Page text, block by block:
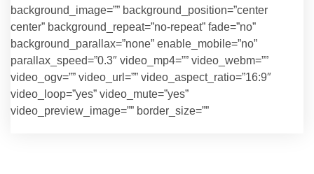
background_image=”” background_position=”center
center” background_repeat=”no-repeat” fade=”no”
background_parallax=”none” enable_mobile=”no”
parallax_speed=”0.3″ video_mp4=”” video_webm=””
video_ogv=”” video_url=”” video_aspect_ratio=”16:9″
video_loop=”yes” video_mute=”yes”
video_preview_image=”” border_size=””